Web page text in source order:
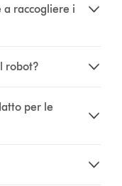
a raccogliere i
robot?
per le